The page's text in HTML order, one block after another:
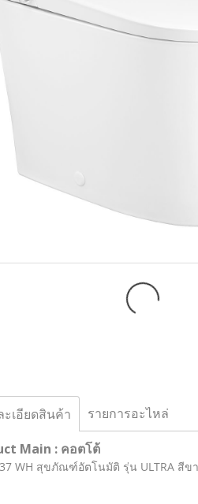
ะเอียดสินค้า รายการอะไหล่
Main : คอตโต้
WH สุขภัณฑ์อัตโนมัติ รุ่น ULTRA สีข